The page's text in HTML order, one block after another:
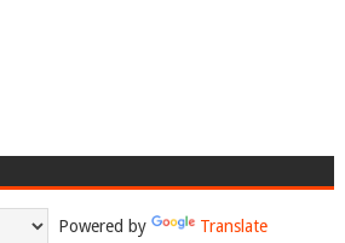
Powered by Translate